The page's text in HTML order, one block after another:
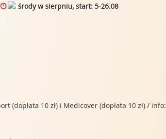
środy w sierpniu, start: 5-26.08
(dopłata 10 zł) i Medicover (dopłata 10 zł) / info: